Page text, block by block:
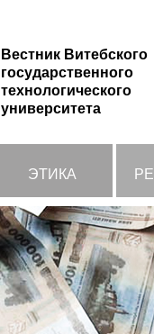
Вестник Витебского
государственного
технологического
университета
ЭТИКА